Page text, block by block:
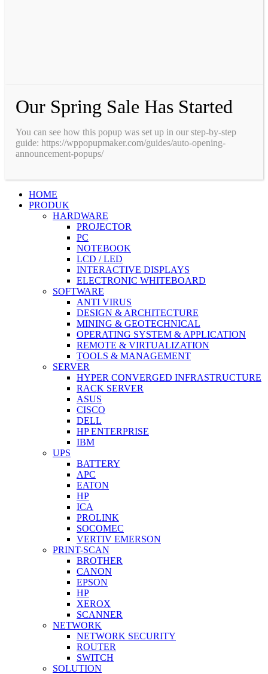
Our Spring Sale Has Started
You can see how this popup was set up in our step-by-step
guide: https://wppopupmaker.com/guides/auto-opening-
announcement-popups/
HOME
PRODUK
HARDWARE
PROJECTOR
PC
NOTEBOOK
LCD / LED
INTERACTIVE DISPLAYS
ELECTRONIC WHITEBOARD
SOFTWARE
ANTI VIRUS
DESIGN & ARCHITECTURE
MINING & GEOTECHNICAL
OPERATING SYSTEM & APPLICATION
REMOTE & VIRTUALIZATION
TOOLS & MANAGEMENT
SERVER
HYPER CONVERGED INFRASTRUCTURE
RACK SERVER
ASUS
CISCO
DELL
HP ENTERPRISE
IBM
UPS
BATTERY
APC
EATON
HP
ICA
PROLINK
SOCOMEC
VERTIV EMERSON
PRINT-SCAN
BROTHER
CANON
EPSON
HP
XEROX
SCANNER
NETWORK
NETWORK SECURITY
ROUTER
SWITCH
SOLUTION